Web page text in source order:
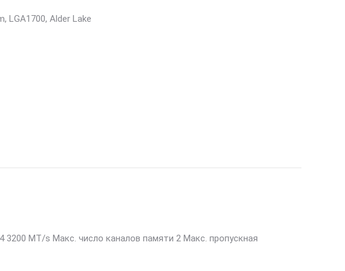
LGA1700, Alder Lake
MT/s Макс. число каналов памяти 2 Макс. пропускная